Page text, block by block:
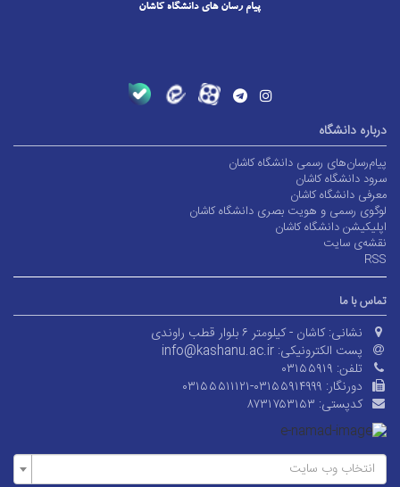
درباره دانشگاه
پیام‌رسان‌های رسمی دانشگاه کاشان
سرود دانشگاه کاشان
معرفی دانشگاه کاشان
لوگوی رسمی و هویت بصری دانشگاه کاشان
اپلیکیشن دانشگاه کاشان
نقشه‌ی سایت
RSS
تماس با ما
نشانی: کاشان - کیلومتر ۶ بلوار قطب راوندی
پست الکترونیکی: info@kashanu.ac.ir
تلفن: ۰۳۱۵۵۹۱۹
دورنگار: ۰۳۱۵۵۵۱۱۱۲۱-۰۳۱۵۵۹۱۴۹۹۹
کدپستی: ۸۷۳۱۷۵۳۱۵۳
انتخاب وب سایت